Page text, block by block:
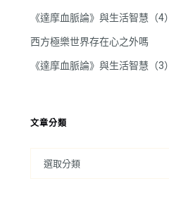
《達摩血脈論》與生活智慧（4）
西方極樂世界存在心之外嗎
《達摩血脈論》與生活智慧（3）
文章分類